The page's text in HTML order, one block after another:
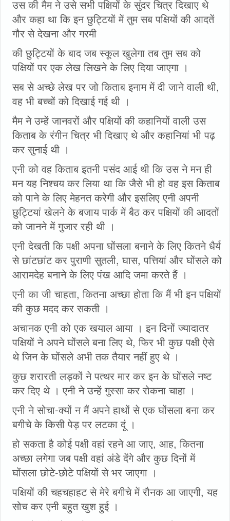
उस की मैम ने उसे सभी पक्षियों के सुंदर चित्र दिखाए थे
और कहा था कि इन छुट्टियों में तुम सब पक्षियों की आदतें
गौर से देखना और गरमी
की छुट्टियों के बाद जब स्कूल खुलेगा तब तुम सब को
पक्षियों पर एक लेख लिखने के लिए दिया जाएगा ।
सब से अच्छे लेख पर जो किताब इनाम में दी जाने वाली थी,
वह भी बच्चों को दिखाई गई थी ।
मैम ने उम्हें जानवरों और पक्षियों की कहानियों वाली उस
किताब के रंगीन चित्र भी दिखाए थे और कहानियां भी पढ़
कर सुनाई थी ।
एनी को वह किताब इतनी पसंद आई थी कि उस ने मन ही
मन यह निश्चय कर लिया था कि जैसे भी हो वह इस किताब
को पाने के लिए मेहनत करेगी और इसलिए एनी अपनी
छुट्टियां खेलने के बजाय पार्क में बैठ कर पक्षियों की आदतों
को जानने में गुजार रही थी ।
एनी देखती कि पक्षी अपना घोंसला बनाने के लिए कितने धैर्य
से छांटछांट कर पुराणी सुतली, घास, पत्तियां और घोंसले को
आरामदेह बनाने के लिए पंख आदि जमा करते हैं ।
एनी का जी चाहता, कितना अच्छा होता कि मैं भी इन पक्षियों
की कुछ मदद कर सकती ।
अचानक एनी को एक खयाल आया । इन दिनों ज्यादातर
पक्षियों ने अपने घोंसले बना लिए थे, फिर भी कुछ पक्षी ऐसे
थे जिन के घोंसले अभी तक तैयार नहीं हुए थे ।
कुछ शरारती लड़कों ने पत्थर मार कर इन के घोंसले नष्ट
कर दिए थे । एनी ने उन्हें गुस्सा कर रोकना चाहा ।
एनी ने सोचा-क्यों न मैं अपने हाथों से एक घोंसला बना कर
बगीचे के किसी पेड़ पर लटका दूं ।
हो सकता है कोई पक्षी वहां रहने आ जाए, आह, कितना
अच्छा लगेगा जब पक्षी वहां अंडे देंगे और कुछ दिनों में
घोंसला छोटे-छोटे पक्षियों से भर जाएगा ।
पक्षियों की चहचहाहट से मेरे बगीचे में रौनक आ जाएगी, यह
सोच कर एनी बहुत खुश हुई ।